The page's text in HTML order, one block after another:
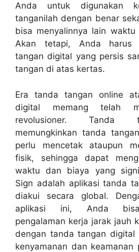
Anda untuk digunakan
tanganilah dengan benar
bisa menyalinnya lain
Akan tetapi, Anda harus
tangan digital yang persis
tangan di atas kertas.
Era tanda tangan online
digital memang telah
revolusioner. Tanda
memungkinkan tanda
perlu mencetak ataupun
fisik, sehingga dapat
waktu dan biaya yang
Sign adalah aplikasi tanda
diakui secara global.
aplikasi ini, Anda bisa
pengalaman kerja jarak jauh
dengan tanda tangan digital
kenyamanan dan keamanan